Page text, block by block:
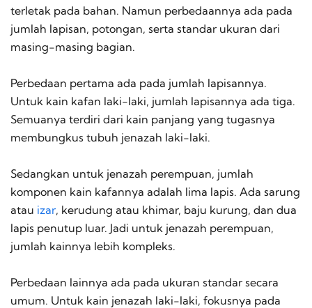
terletak pada bahan. Namun perbedaannya ada pada
jumlah lapisan, potongan, serta standar ukuran dari
masing-masing bagian.
Perbedaan pertama ada pada jumlah lapisannya.
Untuk kain kafan laki-laki, jumlah lapisannya ada tiga.
Semuanya terdiri dari kain panjang yang tugasnya
membungkus tubuh jenazah laki-laki.
Sedangkan untuk jenazah perempuan, jumlah
komponen kain kafannya adalah lima lapis. Ada sarung
atau izar, kerudung atau khimar, baju kurung, dan dua
lapis penutup luar. Jadi untuk jenazah perempuan,
jumlah kainnya lebih kompleks.
Perbedaan lainnya ada pada ukuran standar secara
umum. Untuk kain jenazah laki-laki, fokusnya pada